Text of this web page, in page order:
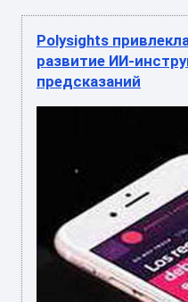
Polysights
развитие ИИ-
предсказаний